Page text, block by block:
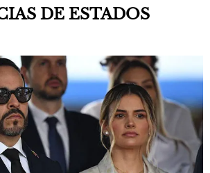
DE ESTADOS